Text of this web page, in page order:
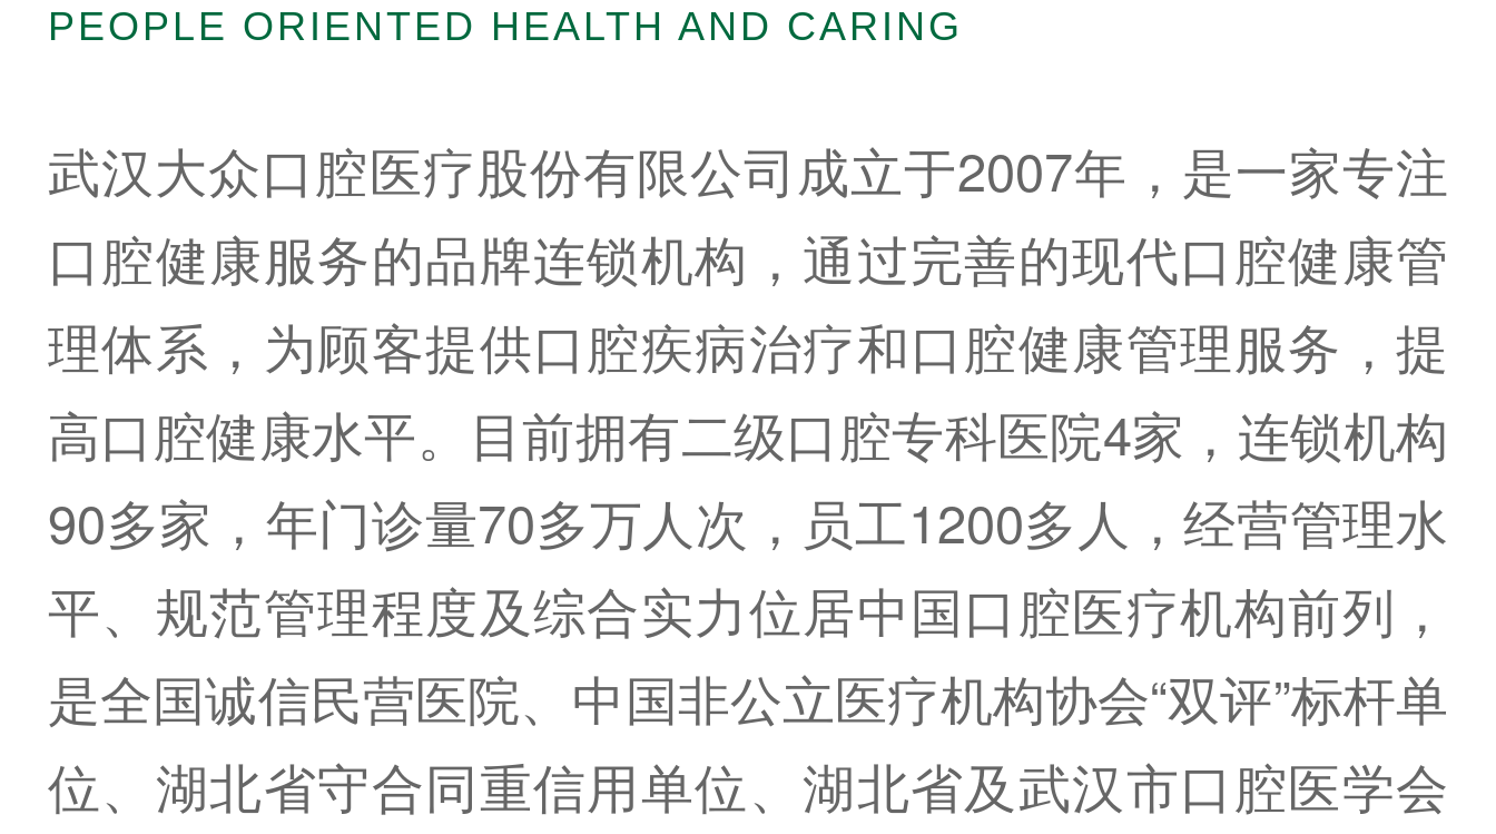
PEOPLE ORIENTED HEALTH AND CARING
武汉大众口腔医疗股份有限公司成立于2007年，是一家专注
口腔健康服务的品牌连锁机构，通过完善的现代口腔健康管
理体系，为顾客提供口腔疾病治疗和口腔健康管理服务，提
高口腔健康水平。目前拥有二级口腔专科医院4家，连锁机构
90多家，年门诊量70多万人次，员工1200多人，经营管理水
平、规范管理程度及综合实力位居中国口腔医疗机构前列，
是全国诚信民营医院、中国非公立医疗机构协会“双评”标杆单
位、湖北省守合同重信用单位、湖北省及武汉市口腔医学会